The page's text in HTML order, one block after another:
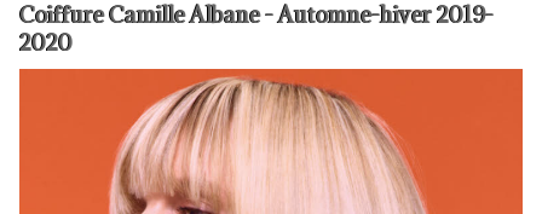
Coiffure Camille Albane - Automne-hiver 2019-
2020